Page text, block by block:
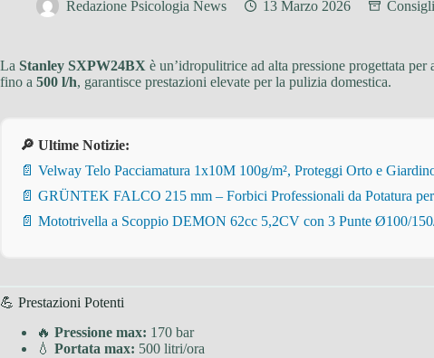
Redazione Psicologia News 13 Marzo 2026
La Stanley SXPW24BX è un’idropulitrice ad alta pressione progettata
fino a 500 l/h, garantisce prestazioni elevate per la pulizia domestica.
🔎 Ultime Notizie:
📄 Velway Telo Pacciamatura 1x10M 100g/m², Proteggi Orto e
📄 GRÜNTEK FALCO 215 mm – Forbici Professionali da Potatura
📄 Mototrivella a Scoppio DEMON 62cc 5,2CV con 3 Punte Ø100/
💪 Prestazioni Potenti
🔥 Pressione max: 170 bar
💧 Portata max: 500 litri/ora